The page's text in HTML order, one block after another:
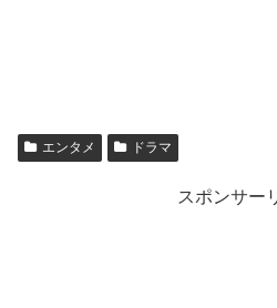
エンタメ ドラマ
スポンサー